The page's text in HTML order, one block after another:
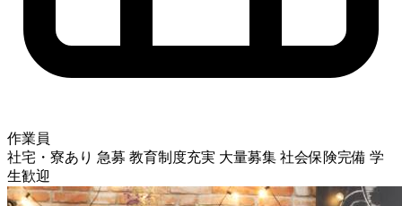
作業員
社宅・寮あり 急募 教育制度充実 大量募集 社会保険完備 学
生歓迎